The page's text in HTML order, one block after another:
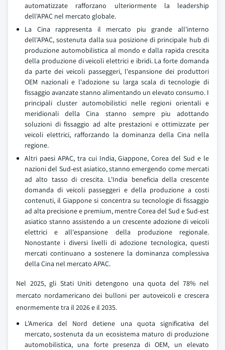
automatizzate rafforzano ulteriormente la leadership
dell'APAC nel mercato globale.
La Cina rappresenta il mercato piu grande all'interno
dell'APAC, sostenuta dalla sua posizione di principale hub di
produzione automobilistica al mondo e dalla rapida crescita
della produzione di veicoli elettrici e ibridi. La forte domanda
da parte dei veicoli passeggeri, l'espansione dei produttori
OEM nazionali e l'adozione su larga scala di tecnologie di
fissaggio avanzate stanno alimentando un elevato consumo. I
principali cluster automobilistici nelle regioni orientali e
meridionali della Cina stanno sempre piu adottando
soluzioni di fissaggio ad alte prestazioni e ottimizzate per
veicoli elettrici, rafforzando la dominanza della Cina nella
regione.
Altri paesi APAC, tra cui India, Giappone, Corea del Sud e le
nazioni del Sud-est asiatico, stanno emergendo come mercati
ad alto tasso di crescita. L'India beneficia della crescente
domanda di veicoli passeggeri e della produzione a costi
contenuti, il Giappone si concentra su tecnologie di fissaggio
ad alta precisione e premium, mentre Corea del Sud e Sud-est
asiatico stanno assistendo a un crescente adozione di veicoli
elettrici e all'espansione della produzione regionale.
Nonostante i diversi livelli di adozione tecnologica, questi
mercati continuano a sostenere la dominanza complessiva
della Cina nel mercato APAC.
Nel 2025, gli Stati Uniti detengono una quota del 78% nel
mercato nordamericano dei bulloni per autoveicoli e crescera
enormemente tra il 2026 e il 2035.
L'America del Nord detiene una quota significativa del
mercato, sostenuta da un ecosistema maturo di produzione
automobilistica, una forte presenza di OEM, un elevato